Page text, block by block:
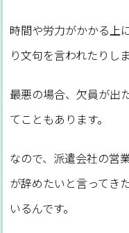
時間や労力がかかる上
り文句を言われたりしま
最悪の場合、欠員が出
てこともあります。
なので、派遣会社の営
が辞めたいと言ってき
いるんです。